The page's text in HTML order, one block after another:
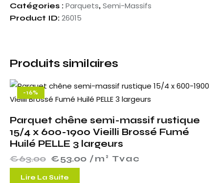
Catégories : Parquets, Semi-Massifs
Product ID: 26015
Produits similaires
-16%
Parquet chêne semi-massif rustique
15/4 x 600-1900 Vieilli Brossé Fumé
Huilé PELLE 3 largeurs
€63.00 €53.00 /m² Tvac
Lire La Suite